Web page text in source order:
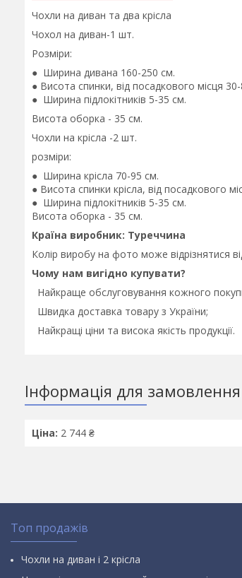
Чохли на диван та два крісла
Чохол на диван-1 шт.
Розміри:
● Ширина дивана 160-250 см.
● Висота спинки, від посадкового місця
● Ширина підлокітників 5-35 см.
Висота оборка - 35 см.
Чохли на крісла -2 шт.
розміри:
● Ширина крісла 70-95 см.
● Висота спинки крісла, від посадкового
● Ширина підлокітників 5-35 см.
Висота оборка - 35 см.
Країна виробник: Туреччина
Колір виробу на фото може відрізнятися
Чому нам вигідно купувати?
Найкраще обслуговування кожного
Швидка доставка товару з України;
Найкращі ціни та висока якість продукції.
Інформація для замовлення
Ціна: 2 744 ₴
Топ продажів
Чохли на диван і 2 крісла